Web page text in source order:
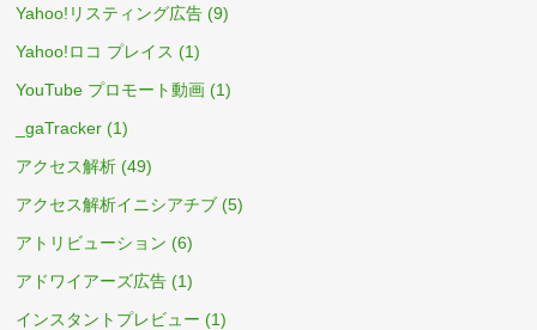
Yahoo!リスティング広告 (9)
Yahoo!ロコ プレイス (1)
YouTube プロモート動画 (1)
_gaTracker (1)
アクセス解析 (49)
アクセス解析イニシアチブ (5)
アトリビューション (6)
アドワイアーズ広告 (1)
インスタントプレビュー (1)